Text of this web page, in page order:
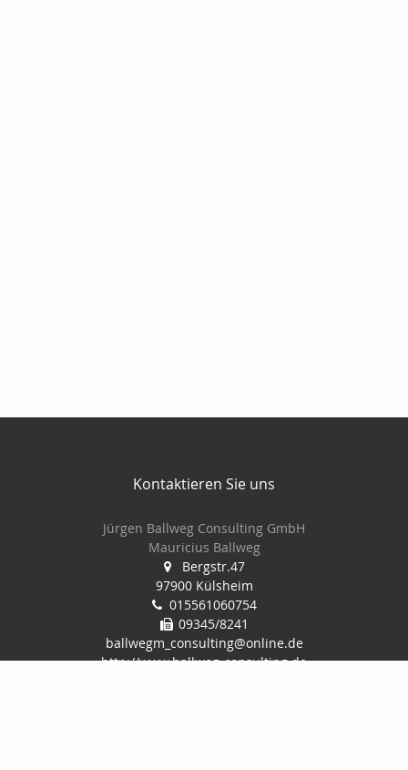
Kontaktieren Sie uns
Jürgen Ballweg Consulting GmbH
Mauricius Ballweg
Bergstr.47
97900 Külsheim
015561060754
09345/8241
ballwegm_consulting@online.de
http://www.ballweg-consulting.de